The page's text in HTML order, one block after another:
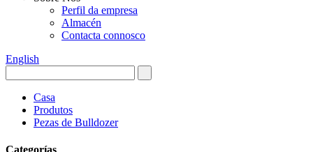
Perfil da empresa
Almacén
Contacta connosco
English
Casa
Produtos
Pezas de Bulldozer